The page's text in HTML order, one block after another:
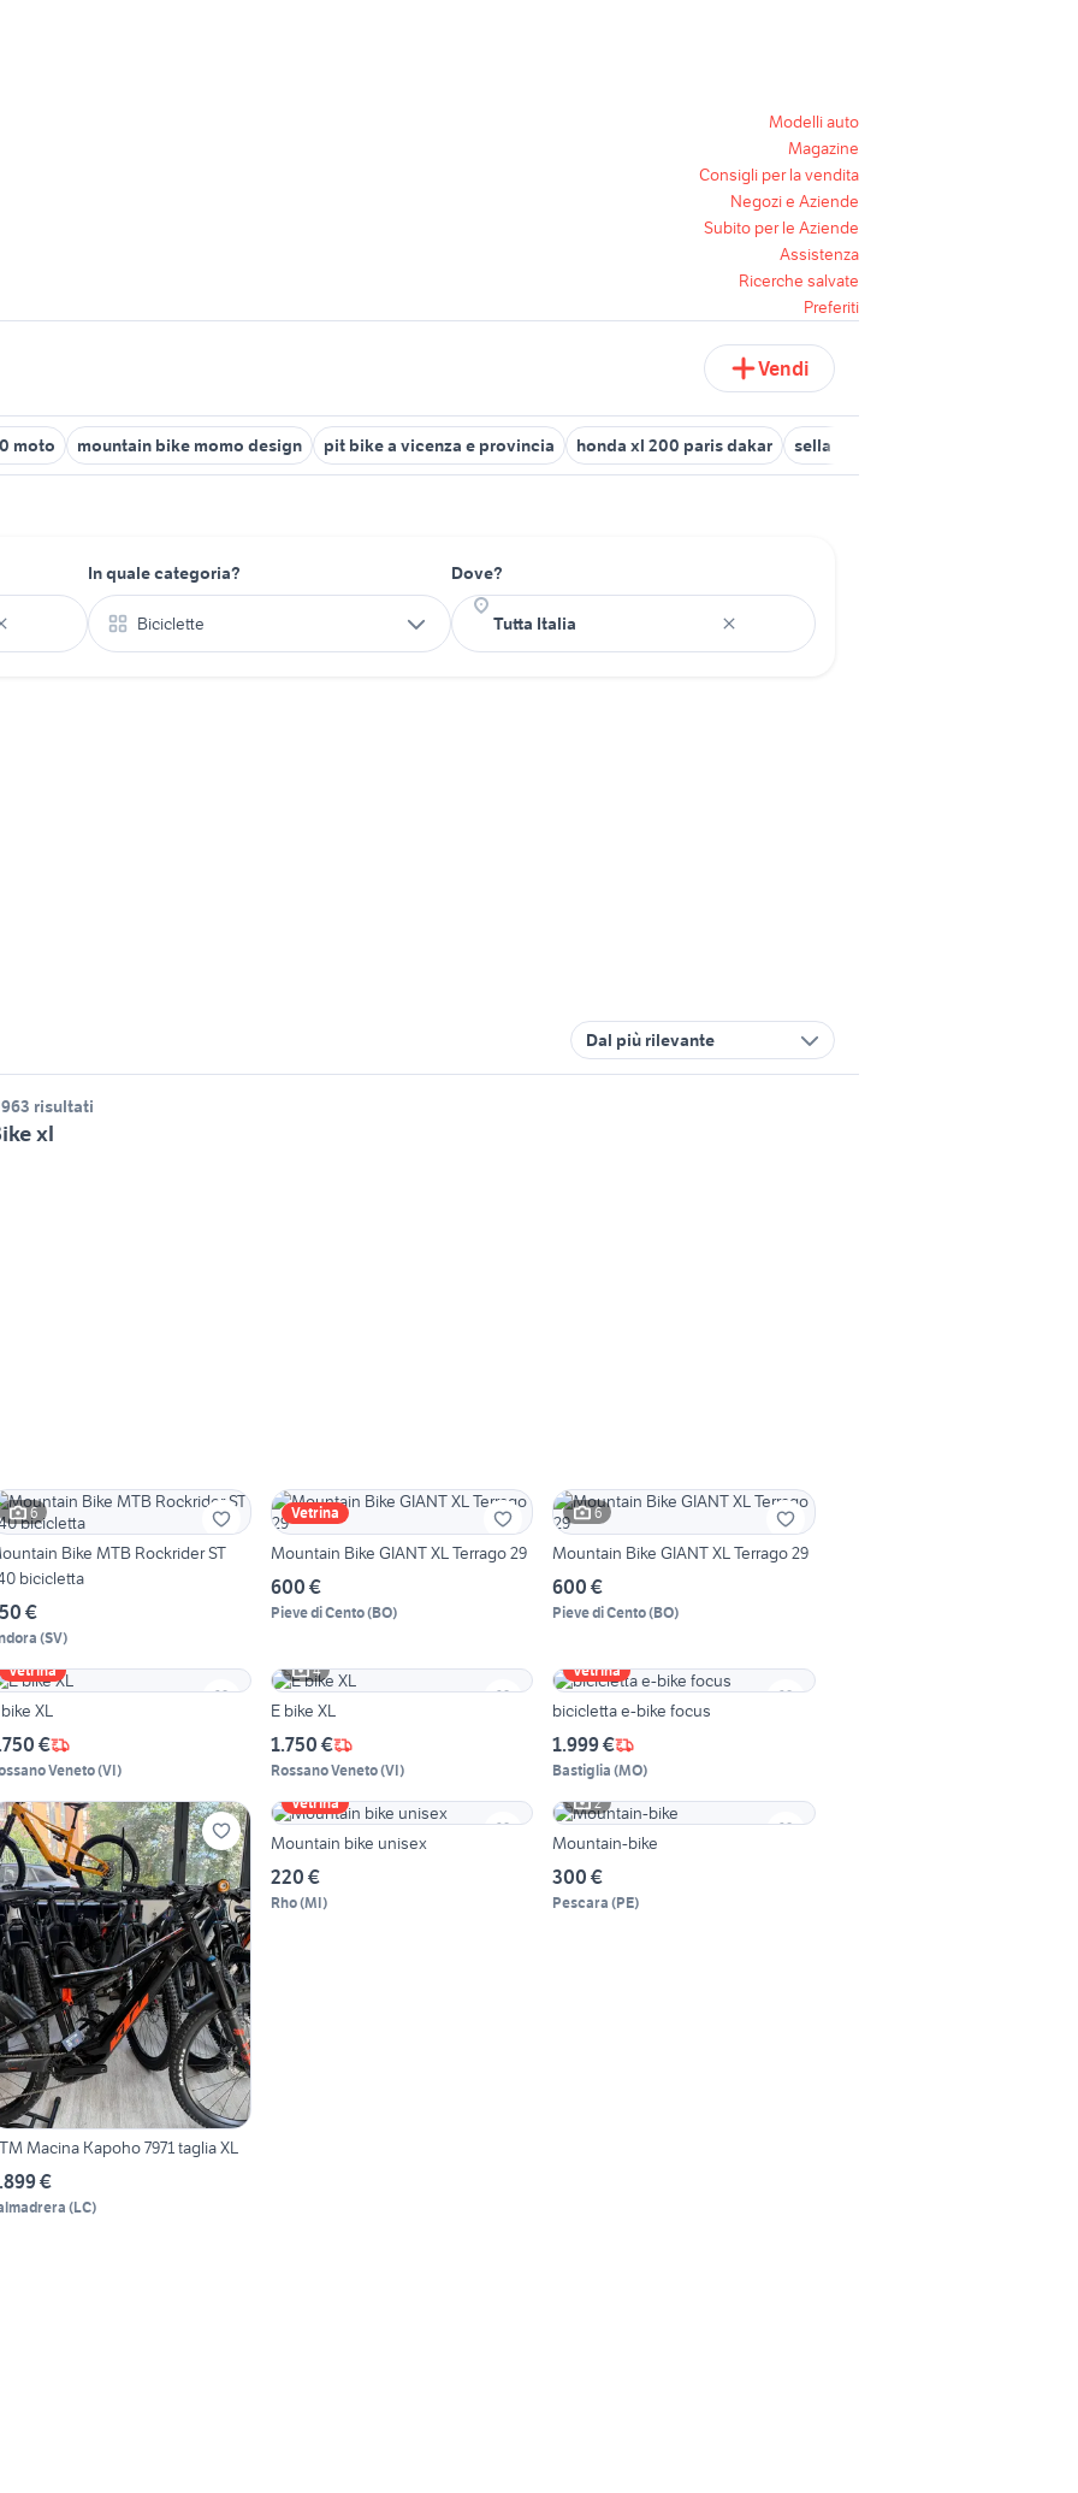
Modelli auto
Magazine
Consigli per la vendita
Negozi e Aziende
Subito per le Aziende
Assistenza
Ricerche salvate
Preferiti
Vendi
moto mountain bike momo design pit bike a vicenza e provincia honda xl 200 paris dakar sella vespa pk 50 xl
In quale categoria?
Biciclette
Dove?
Dal più rilevante
risultati
xl
6
Bike MTB Rockrider ST
bicicletta
€
(SV)
Vetrina
Mountain Bike GIANT XL Terrago 29
600 €
Pieve di Cento(BO)
6
Mountain Bike GIANT XL Terrago 29
600 €
Pieve di Cento(BO)
Vetrina
XL
€
Veneto(VI)
4
E bike XL
1.750 €
Rossano Veneto(VI)
Vetrina
bicicletta e-bike focus
1.999 €
Bastiglia (MO)
Macina Kapoho 7971 taglia XL
€
(LC)
Vetrina
Mountain bike unisex
220 €
Rho(MI)
2
Mountain-bike
300 €
Pescara (PE)